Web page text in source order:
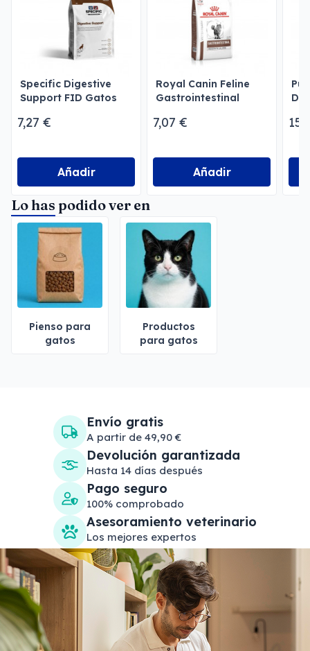
Specific Digestive
Support FID Gatos
7,27 €
Añadir
Royal Canin Feline
Gastrointestinal
Seco
7,07 €
Añadir
Lo has podido ver en
Pienso para
gatos
Productos
para gatos
Envío gratis
A partir de 49,90 €
Devolución garantizada
Hasta 14 días después
Pago seguro
100% comprobado
Asesoramiento veterinario
Los mejores expertos